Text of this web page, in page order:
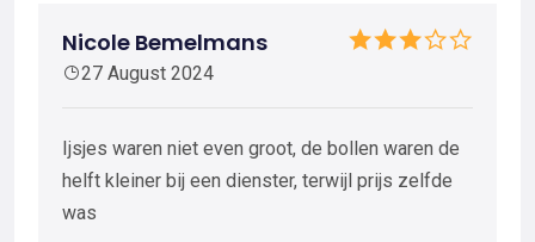
Nicole Bemelmans
27 August 2024
Ijsjes waren niet even groot, de bollen waren de
helft kleiner bij een dienster, terwijl prijs zelfde
was